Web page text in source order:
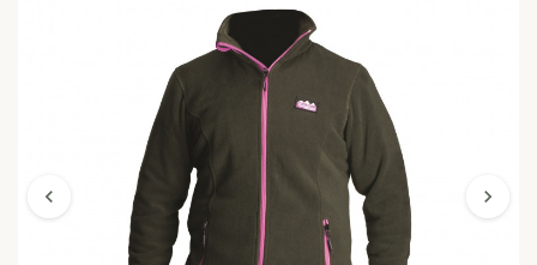
chevron_left chevron_right